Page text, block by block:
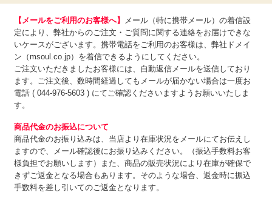
【メールをご利用のお客様へ】
メール（特に携帯メール）の着信設
定により、弊社からのご注文・ご質問に関する連絡をお届けできな
いケースがございます。携帯電話をご利用のお客様は、弊社ドメイ
ン（msoul.co.jp）を着信できるようにしてください。
ご注文いただきましたお客様には、自動返信メールを送信しており
ます。ご注文後、数時間経過してもメールが届かない場合は一度お
電話 ( 044-976-5603 ) にてご確認くださいますようお願いいたしま
す。
商品代金のお振込について
商品代金のお振り込みは、 当店より在庫状況をメールにてお伝えし
ますので、メール確認後にお振り込みください。（振込手数料お客
様負担でお願いします）また、商品の販売状況により在庫が確保で
きずご返金となる場合もあります。そのような場合、返金時に振込
手数料を差し引いてのご返金となります。